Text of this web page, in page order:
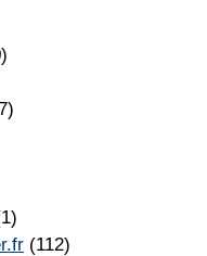
(112)